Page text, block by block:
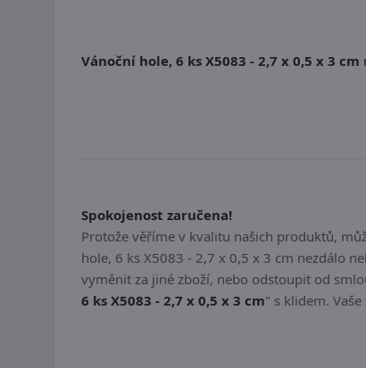
Vánoční hole, 6 ks X5083 - 2,7 x 0,5 x 3 cm
Spokojenost zaručena!
Protože věříme v kvalitu našich produktů,
hole, 6 ks X5083 - 2,7 x 0,5 x 3 cm nezdálo
vyměnit za jiné zboží, nebo odstoupit od
6 ks X5083 - 2,7 x 0,5 x 3 cm" s klidem.